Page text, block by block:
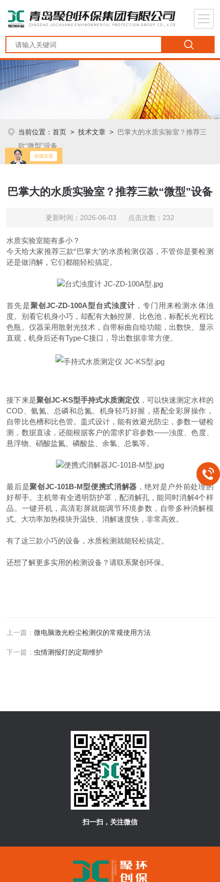
当前位置：首页 >技术文章 > 巴掌大的水质实验室？推荐三
款“微型”设备
巴掌大的水质实验室？推荐三款“微型”设备
更新时间：2026-06-03 点击次数：232
水质实验室能有多小？
今天给大家推荐三款“巴掌大"的水质检测仪器，不管你是要检测
还是做消解，它们都能轻松搞定。
首先是聚创 JC-ZD-100A型台式浊度计 ，专门用来检测水体浊
度。别看它机身小巧，却配有大触控屏
比色池，标配长光程比
色瓶。 仪器采用散射光技术，自带标曲自绘功能，出数快、显示
直观，机身后还有Type-C接口，导出数据非常方便。
接下来是聚创JC-KS型手持式水质测定仪 ，可以快速测定水样的
COD、氨氮、总磷和总氮。机身轻巧好握，搭配全彩屏操作，
自带比色槽和比色管。盖式设计 ，能有效避光防尘，参数一键检
测，数据直读，还能根据客户的需求扩容参数——浊度、色度、
悬浮物、硝酸盐氮、磷酸盐、余氯、总氯等。
最后是聚创 JC-101B-M型便携式消解器 ，绝对是户外前处理的
好帮手。主机带有全透明防护罩，配消解孔，能同时消解4个样
品。一键开机，高清彩屏就能调节环境参数，自带多种消解模
式。大功率加热模块升温快、消解速度快，非常高效。
有了这三款小巧的设备 ，水质检测就能轻松搞定。
还想了解更多实用的检测设备？请联系聚创环保。
上一篇：微电脑激光粉尘检测仪的常规使用方法
下一篇： 虫情测报灯的定期维护
扫一扫，关注微信